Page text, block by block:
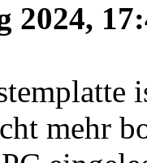
2024,
mehr